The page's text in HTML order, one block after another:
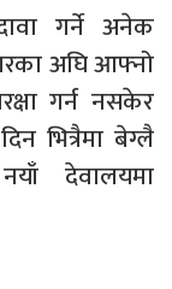
गर्ने अनेक
अघि आफ्नो
गर्न नसकेर
भित्रैमा बेग्लै
देवालयमा